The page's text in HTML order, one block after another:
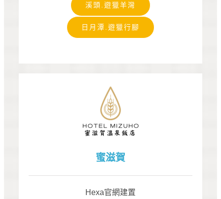
溪頭.遊獵羊灣
日月潭.遊獵行腳
蜜滋賀
Hexa官網建置